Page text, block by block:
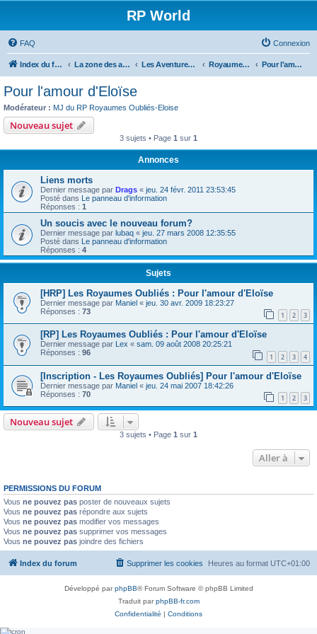
RP World
FAQ Connexion
Index du forum La zone des aventures - Forums RP Les Aventures présentes Royaumes Oubliés Pour l'amour d'Eloïse
Pour l'amour d'Eloïse
Modérateur : MJ du RP Royaumes Oubliés-Eloise
Nouveau sujet
3 sujets • Page 1 sur 1
Annonces
Liens morts
Dernier message par Drags « jeu. 24 févr. 2011 23:53:45
Posté dans Le panneau d'information
Réponses : 1
Un soucis avec le nouveau forum?
Dernier message par lubaq « jeu. 27 mars 2008 12:35:55
Posté dans Le panneau d'information
Réponses : 4
Sujets
[HRP] Les Royaumes Oubliés : Pour l'amour d'Eloïse
Dernier message par Maniel « jeu. 30 avr. 2009 18:23:27
Réponses : 73 1 2 3
[RP] Les Royaumes Oubliés : Pour l'amour d'Eloïse
Dernier message par Lex « sam. 09 août 2008 20:25:21
Réponses : 96 1 2 3 4
[Inscription - Les Royaumes Oubliés] Pour l'amour d'Eloïse
Dernier message par Maniel « jeu. 24 mai 2007 18:42:26
Réponses : 70 1 2 3
Nouveau sujet
3 sujets • Page 1 sur 1
Aller à
PERMISSIONS DU FORUM
Vous ne pouvez pas poster de nouveaux sujets
Vous ne pouvez pas répondre aux sujets
Vous ne pouvez pas modifier vos messages
Vous ne pouvez pas supprimer vos messages
Vous ne pouvez pas joindre des fichiers
Index du forum Heures au format UTC+01:00
Supprimer les cookies
Développé parphpBB® Forum Software © phpBB Limited
Traduit parphpBB-fr.com
Confidentialité | Conditions